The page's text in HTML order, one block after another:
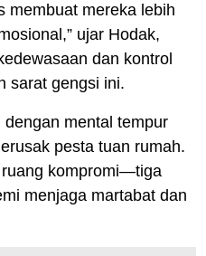
membuat mereka lebih
ujar Hodak,
dan kontrol
sarat gengsi ini.
mental tempur
pesta tuan rumah.
kompromi—tiga
menjaga martabat dan